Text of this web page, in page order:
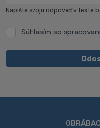
Napíšte svoju odpoveď v texte
Súhlasím
spracovaním
svojich
Súhlasím so